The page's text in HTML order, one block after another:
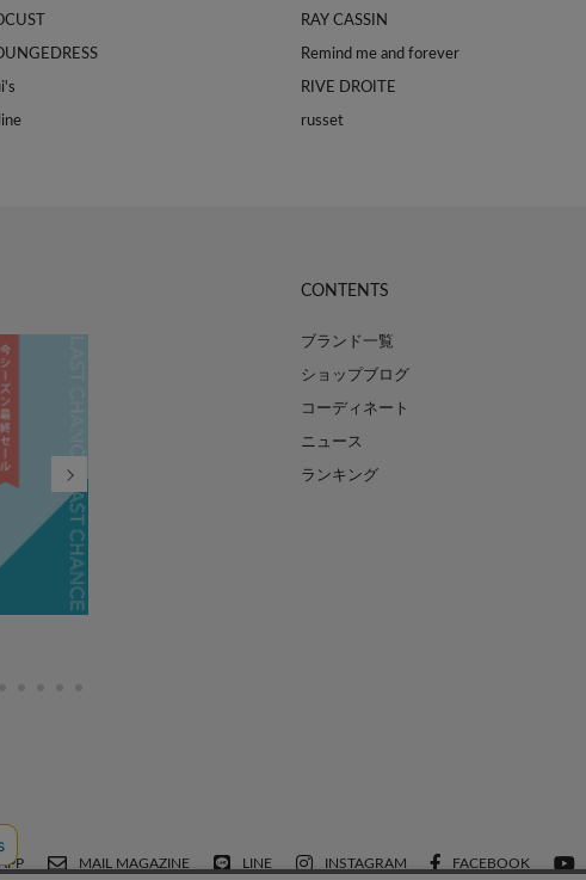
RAY CASSIN
Remind me and forever
RIVE DROITE
russet
CONTENTS
ブランド一覧
ショップブログ
コーディネート
ニュース
ランキング
MAIL MAGAZINE LINE INSTAGRAM FACEBOOK